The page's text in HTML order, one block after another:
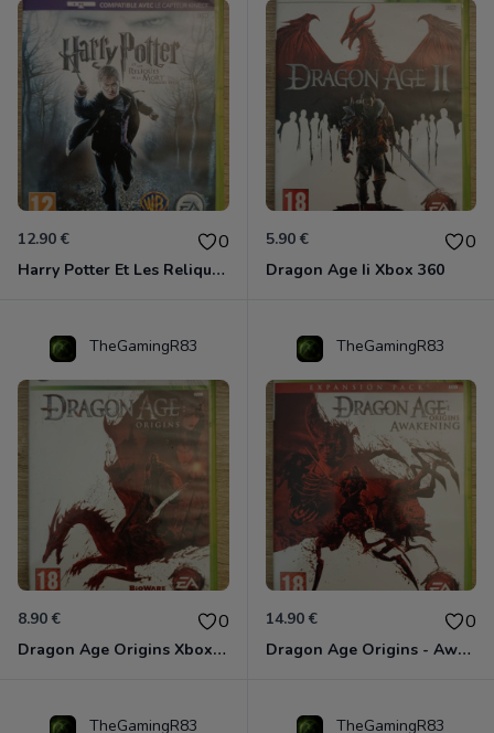
12.90 € 0
Harry Potter Et Les Reliques De La Mort - 1ère Partie Xbox 360
5.90 € 0
Dragon Age Ii Xbox 360
TheGamingR83
8.90 € 0
Dragon Age Origins Xbox 360
TheGamingR83
14.90 € 0
Dragon Age Origins - Awakening Xbox 360
TheGamingR83 TheGamingR83